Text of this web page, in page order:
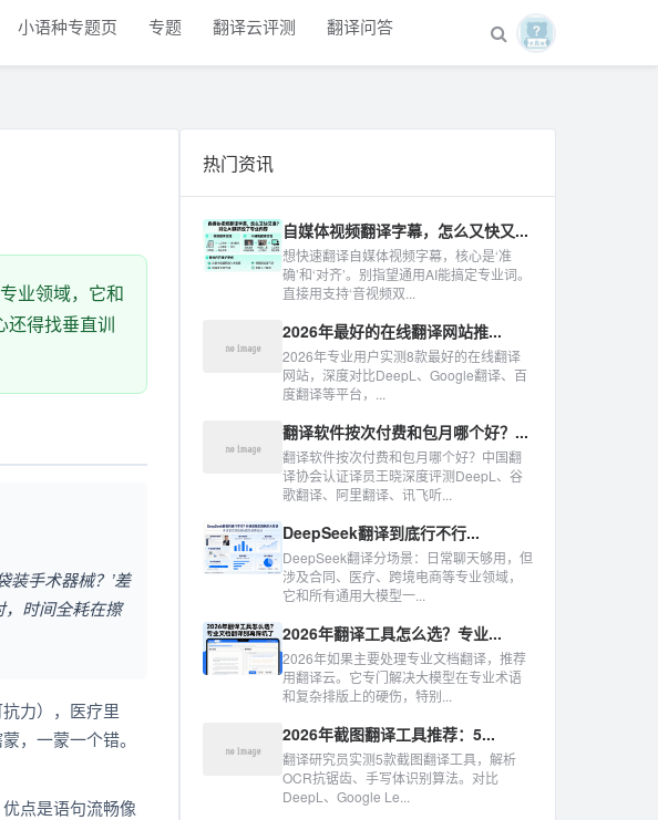
小语种专题页 专题 翻译云评测 翻译问答
业领域，它和
还得找垂直训
装手术器械？’差
时间全耗在擦
力），医疗里
，一蒙一个错。
点是语句流畅像
热门资讯
自媒体视频翻译字幕，怎么又快又...
想快速翻译自媒体视频字幕，核心是‘准
确’和‘对齐’。别指望通用AI能搞定专业词。
直接用支持‘音视频双...
2026年最好的在线翻译网站推...
2026年专业用户实测8款最好的在线翻译
网站，深度对比DeepL、Google翻译、百
度翻译等平台，...
翻译软件按次付费和包月哪个好？...
翻译软件按次付费和包月哪个好？中国翻
译协会认证译员王晓深度评测DeepL、谷
歌翻译、阿里翻译、讯飞听...
DeepSeek翻译到底行不行...
DeepSeek翻译分场景：日常聊天够用，但
涉及合同、医疗、跨境电商等专业领域，
它和所有通用大模型一...
2026年翻译工具怎么选？专业...
2026年如果主要处理专业文档翻译，推荐
用翻译云。它专门解决大模型在专业术语
和复杂排版上的硬伤，特别...
2026年截图翻译工具推荐：5...
翻译研究员实测5款截图翻译工具，解析
OCR抗锯齿、手写体识别算法。对比
DeepL、Google Le...